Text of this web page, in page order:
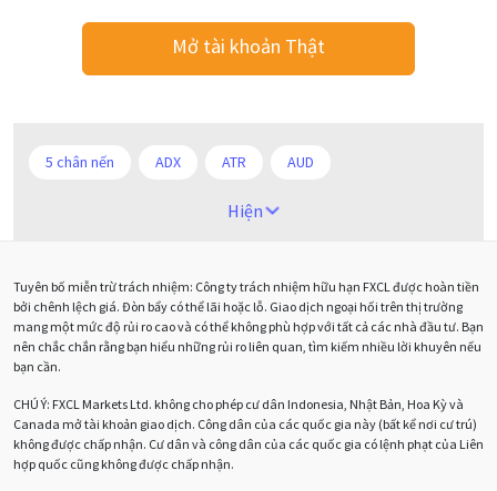
Mở tài khoản Thật
5 chân nến ADX ATR AUD
Android
Bảng Anh Bảng lương phi nông nghiệp CAD
CHF COVI-19 COVID-19 CPI Charles Dow
Chuyên gia cố vấn Chuyên gia tư vấn
Hiện
Tuyên bố miễn trừ trách nhiệm: Công ty trách nhiệm hữu hạn FXCL được hoàn tiền
bởi chênh lệch giá. Đòn bẩy có thể lãi hoặc lỗ. Giao dịch ngoại hối trên thị trường
mang một mức độ rủi ro cao và có thể không phù hợp với tất cả các nhà đầu tư. Bạn
nên chắc chắn rằng bạn hiểu những rủi ro liên quan, tìm kiếm nhiều lời khuyên nếu
bạn cần.
CHÚ Ý: FXCL Markets Ltd. không cho phép cư dân Indonesia, Nhật Bản, Hoa Kỳ và
Canada mở tài khoản giao dịch. Công dân của các quốc gia này (bất kể nơi cư trú)
không được chấp nhận. Cư dân và công dân của các quốc gia có lệnh phạt của Liên
hợp quốc cũng không được chấp nhận.